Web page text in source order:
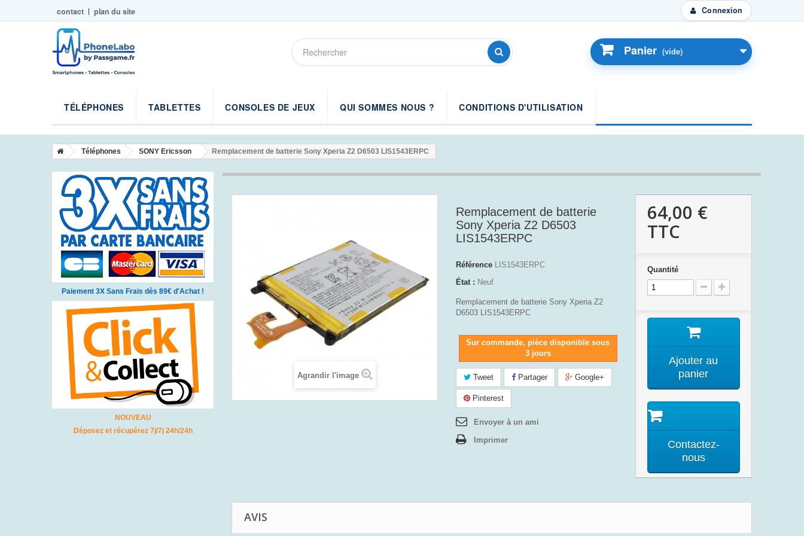
Connexion
contact plan du site
Panier (vide)
TÉLÉPHONES TABLETTES CONSOLES DE JEUX QUI SOMMES NOUS ? CONDITIONS D'UTILISATION
Téléphones SONY Ericsson Remplacement de batterie Sony Xperia Z2 D6503 LIS1543ERPC
Paiement 3X Sans Frais dès 89€ d'Achat !
NOUVEAU
Déposez et récupérez 7j/7j 24h/24h
Agrandir l'image
Remplacement de batterie
Sony Xperia Z2 D6503
LIS1543ERPC
Référence LIS1543ERPC
État : Neuf
Remplacement de batterie Sony Xperia Z2
D6503 LIS1543ERPC
Sur commande, pièce disponible sous
3 jours
Tweet Partager Google+
Pinterest
Envoyer à un ami
Imprimer
64,00 €
TTC
Quantité
Ajouter au
panier
Contactez-
nous
AVIS